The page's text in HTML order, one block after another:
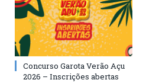
Concurso Garota Verão Açu
2026 – Inscrições abertas